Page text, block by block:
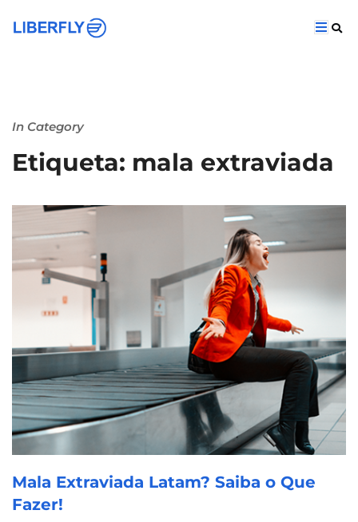
In Category
Etiqueta: mala extraviada
Mala Extraviada Latam? Saiba o Que
Fazer!